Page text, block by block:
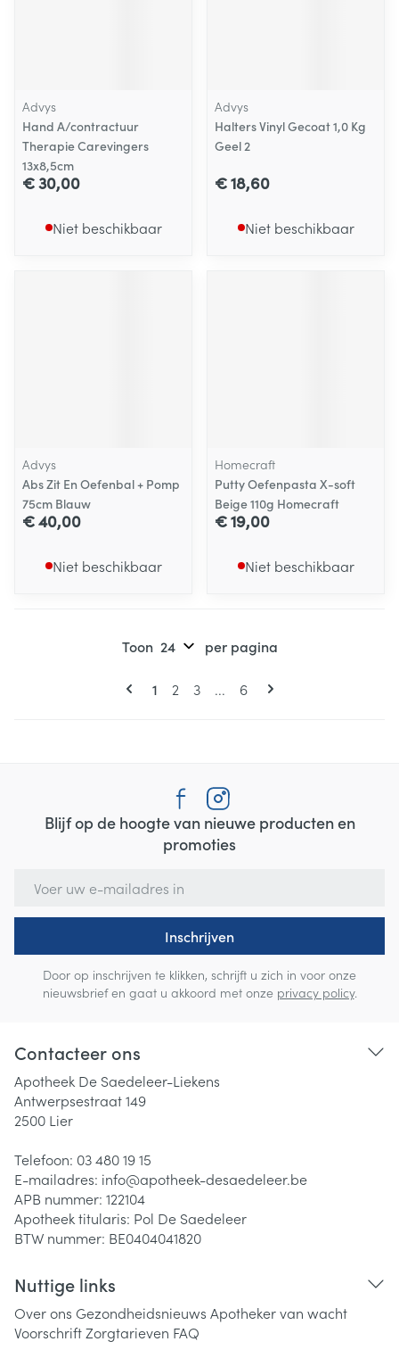
Advys
Hand A/contractuur
Therapie Carevingers
13x8,5cm
€ 30,00
Niet beschikbaar
Advys
Halters Vinyl Gecoat 1,0 Kg
Geel 2
€ 18,60
Niet beschikbaar
Advys
Abs Zit En Oefenbal + Pomp
75cm Blauw
€ 40,00
Niet beschikbaar
Homecraft
Putty Oefenpasta X-soft
Beige 110g Homecraft
€ 19,00
Niet beschikbaar
Pagina's
U lees momenteel pagina
1 Pagina
2 Pagina
3 ... Pagina
6
Toon per pagina
Blijf op de hoogte van nieuwe producten en
promoties
Inschrijven
Door op inschrijven te klikken, schrijft u zich in voor onze
nieuwsbrief en gaat u akkoord met onze privacy policy.
Contacteer ons
Apotheek De Saedeleer-Liekens
Antwerpsestraat 149
2500 Lier
Telefoon: 03 480 19 15
E-mailadres: info@apotheek-desaedeleer.be
APB nummer: 122104
Apotheek titularis: Pol De Saedeleer
BTW nummer: BE0404041820
Nuttige links
Over ons Gezondheidsnieuws Apotheker van wacht
VoorschriftZorgtarieven FAQ